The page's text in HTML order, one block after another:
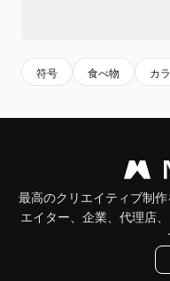
符号 食べ物 カ
最高のクリエイティブ制
エイター、企業、代理店